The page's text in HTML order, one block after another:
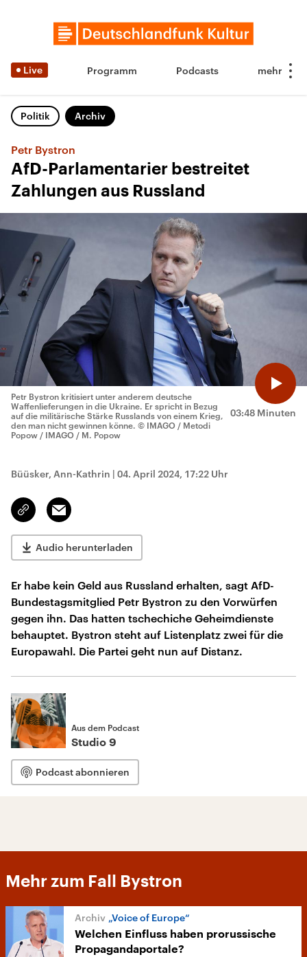
Live Programm Podcasts
Politik Archiv
Petr Bystron
AfD-Parlamentarier bestreitet
Zahlungen aus Russland
03:48 Minuten
Petr Bystron kritisiert unter anderem deutsche
Waffenlieferungen in die Ukraine. Er spricht in Bezug
auf die militärische Stärke Russlands von einem Krieg,
den man nicht gewinnen könne. © IMAGO / Metodi
Popow / IMAGO / M. Popow
Büüsker, Ann-Kathrin | 04. April 2024, 17:22 Uhr
Link
kopieren/teilen
Email
Audio herunterladen
Er habe kein Geld aus Russland erhalten, sagt AfD-
Bundestagsmitglied Petr Bystron zu den Vorwürfen
gegen ihn. Das hatten tschechiche Geheimdienste
behauptet. Bystron steht auf Listenplatz zwei für die
Europawahl. Die Partei geht nun auf Distanz.
Aus dem Podcast
Studio 9
Podcast abonnieren
Mehr zum Fall Bystron
„Voice of Europe“
Welchen Einfluss haben prorussische
Propagandaportale?